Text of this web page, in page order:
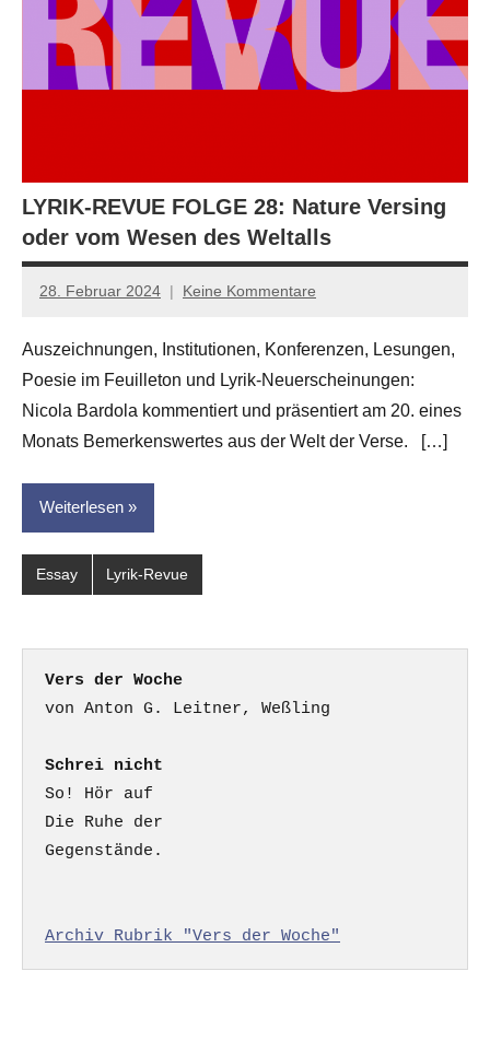
LYRIK-REVUE FOLGE 28: Nature Versing
oder vom Wesen des Weltalls
28. Februar 2024
Anton
Leitner
Keine Kommentare
Auszeichnungen, Institutionen, Konferenzen, Lesungen,
Poesie im Feuilleton und Lyrik-Neuerscheinungen:
Nicola Bardola kommentiert und präsentiert am 20. eines
Monats Bemerkenswertes aus der Welt der Verse. […]
Weiterlesen
Essay Lyrik-Revue
Vers der Woche
Schrei nicht
So! Hör auf
Die Ruhe der
Gegenstände.
Archiv Rubrik "Vers der Woche"